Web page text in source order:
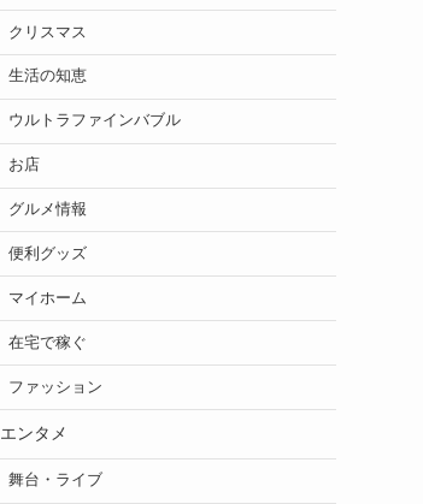
クリスマス
生活の知恵
ウルトラファインバブル
お店
グルメ情報
便利グッズ
マイホーム
在宅で稼ぐ
ファッション
エンタメ
舞台・ライブ